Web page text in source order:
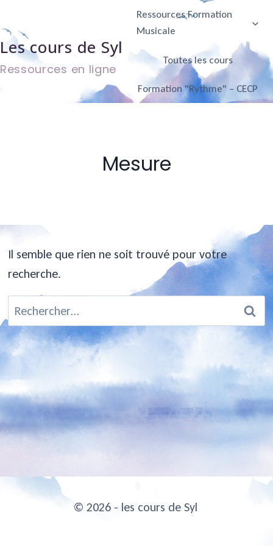
au
contenu
Les cours de Syl
Ressources en ligne
Ressources Formation
Musicale
Toutes les cours
Formation "Rythme" – CECP
Mesure
Il semble que rien ne soit trouvé pour votre
recherche.
Rechercher :
© 2026 - les cours de Syl